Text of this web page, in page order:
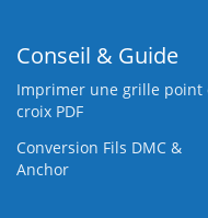
Conseil & Guide
Imprimer une grille point
croix PDF
Conversion Fils DMC &
Anchor